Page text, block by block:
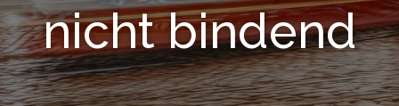
nicht bindend